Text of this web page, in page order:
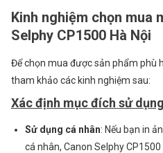
Kinh nghiệm chọn mua
Selphy CP1500 Hà Nội
Để chọn mua được sản phẩm phù
tham khảo các kinh nghiệm sau:
Xác định mục đích sử dụng
Sử dụng cá nhân: Nếu bạn in
cá nhân, Canon Selphy